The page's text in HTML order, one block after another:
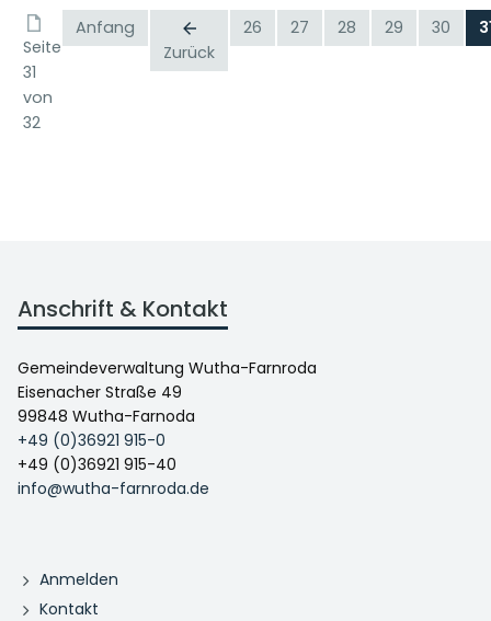
Seite
31
von
32
Anfang
Zurück
26 27 28 29 30
Anschrift & Kontakt
Gemeindeverwaltung Wutha-Farnroda
Eisenacher Straße 49
99848 Wutha-Farnoda
+49 (0)36921 915-0
+49 (0)36921 915-40
info@wutha-farnroda.de
Anmelden
Kontakt